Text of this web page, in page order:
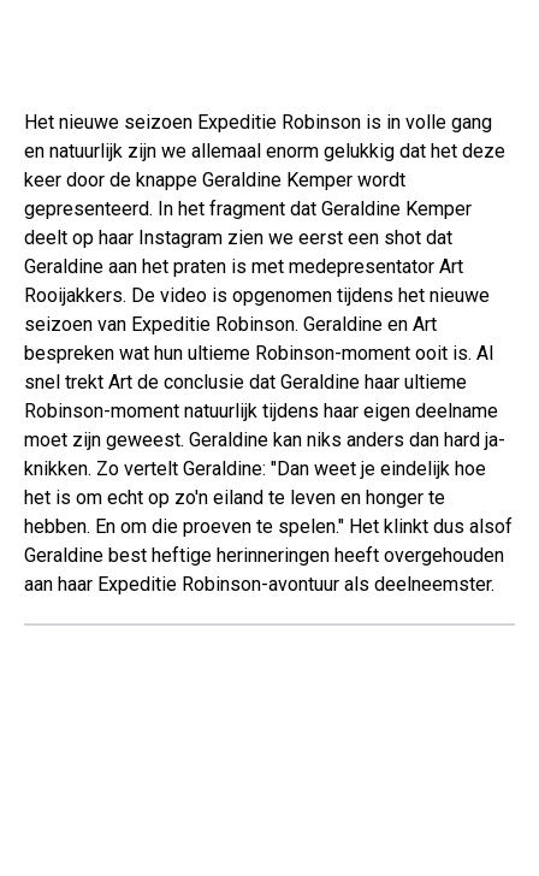
Het nieuwe seizoen Expeditie Robinson is in volle gang
en natuurlijk zijn we allemaal enorm gelukkig dat het deze
keer door de knappe Geraldine Kemper wordt
gepresenteerd. In het fragment dat Geraldine Kemper
deelt op haar Instagram zien we eerst een shot dat
Geraldine aan het praten is met medepresentator Art
Rooijakkers. De video is opgenomen tijdens het nieuwe
seizoen van Expeditie Robinson. Geraldine en Art
bespreken wat hun ultieme Robinson-moment ooit is. Al
snel trekt Art de conclusie dat Geraldine haar ultieme
Robinson-moment natuurlijk tijdens haar eigen deelname
moet zijn geweest. Geraldine kan niks anders dan hard ja-
knikken. Zo vertelt Geraldine: "Dan weet je eindelijk hoe
het is om echt op zo'n eiland te leven en honger te
hebben. En om die proeven te spelen." Het klinkt dus alsof
Geraldine best heftige herinneringen heeft overgehouden
aan haar Expeditie Robinson-avontuur als deelneemster.